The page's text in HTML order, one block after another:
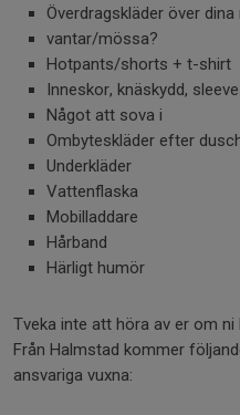
Överdragskläder över
vantar/mössa?
Hotpants/shorts + t-shirt
Inneskor, knäskydd,
Något att sova i
Ombyteskläder efter
Underkläder
Vattenflaska
Mobilladdare
Hårband
Härligt humör
Tveka inte att höra av er om
Från Halmstad kommer
ansvariga vuxna: